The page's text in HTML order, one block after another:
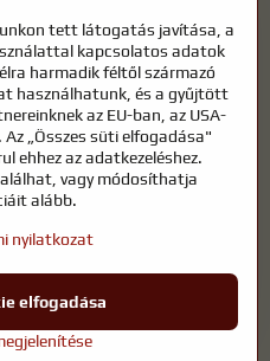
vízhez és az egészséges
az életünk részét képező
megfelelő
van szükségük
elégedettek legyenek. Legyen
felszereléséről, a cél
egyensúlyát, biztonságát és
Adatvédelmi nyilatkozat
készült:BiznisWeb.sk
tett látogatás javítása, a
kapcsolatos adatok
harmadik féltől származó
használhatunk, és a gyűjtött
az EU-ban, az USA-
„Összes süti elfogadása"
ehhez az adatkezeléshez.
vagy módosíthatja
alább.
nyilatkozat
elfogadása